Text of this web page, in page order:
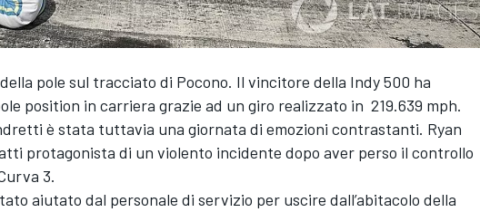
della pole sul tracciato di Pocono. Il vincitore della Indy 500 ha
position in carriera grazie ad un giro realizzato in 219.639 mph.
è stata tuttavia una giornata di emozioni contrastanti. Ryan
protagonista di un violento incidente dopo aver perso il controllo
3.
aiutato dal personale di servizio per uscire dall’abitacolo della